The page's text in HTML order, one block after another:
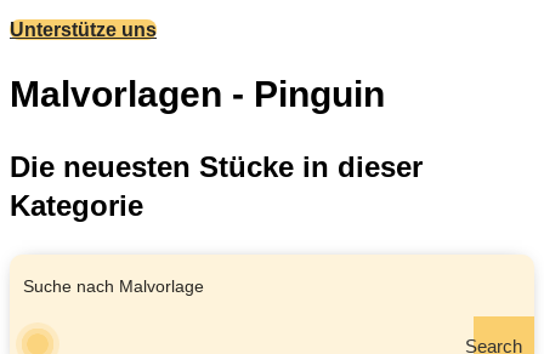
Unterstütze uns
Malvorlagen - Pinguin
Die neuesten Stücke in dieser
Kategorie
Search